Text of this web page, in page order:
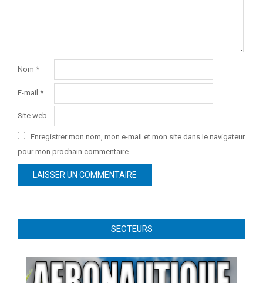
Nom *
E-mail *
Site web
Enregistrer mon nom, mon e-mail et mon site dans le navigateur
pour mon prochain commentaire.
SECTEURS